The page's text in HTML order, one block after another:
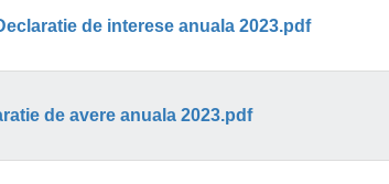
de interese anuala 2023.pdf
de avere anuala 2023.pdf